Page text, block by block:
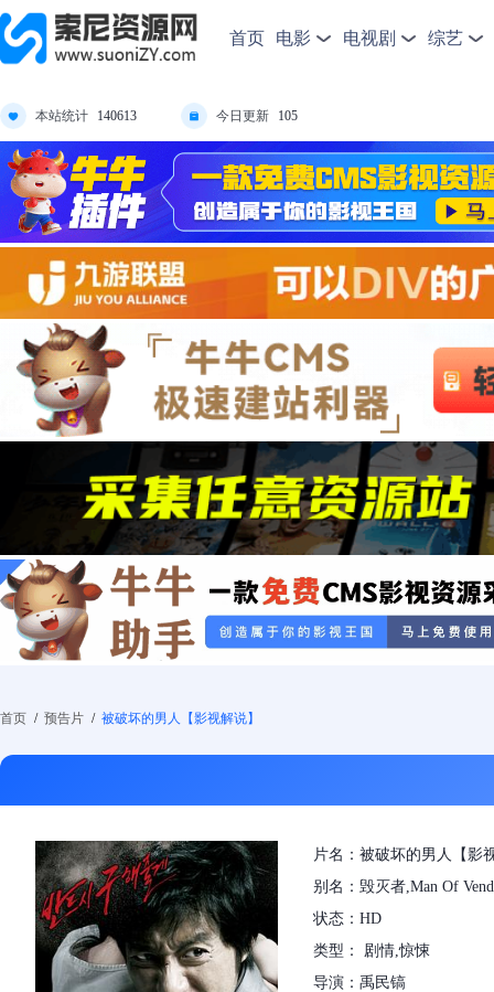
首页 电影 电视剧 综艺
本站统计 140613 今日更新 105
首页 / 预告片 / 被破坏的男人【影视解说】
片名：被破坏的男人【影
别名：毁灭者,Man Of
状态：HD
类型： 剧情,惊悚
导演：禹民镐